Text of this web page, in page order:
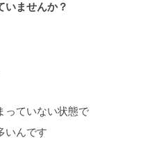
いませんか？
っていない状態で
いんです